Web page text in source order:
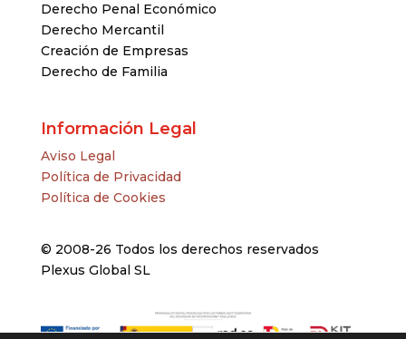
Derecho Penal Económico
Derecho Mercantil
Creación de Empresas
Derecho de Familia
Información Legal
Aviso Legal
Política de Privacidad
Política de Cookies
© 2008-26 Todos los derechos reservados
Plexus Global SL